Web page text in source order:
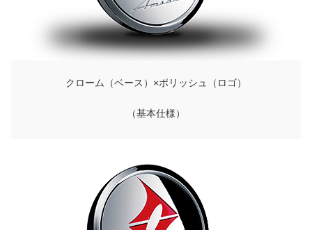
クローム（ベース）×ポリッシュ（ロゴ）
（基本仕様）